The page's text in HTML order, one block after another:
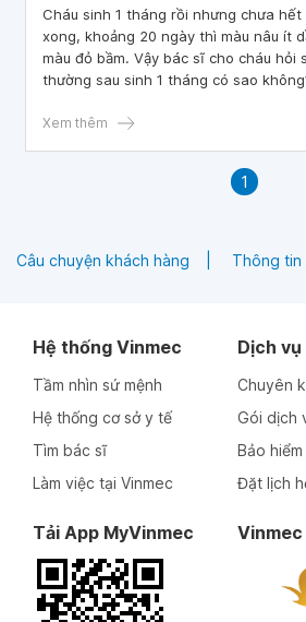
Cháu sinh 1 tháng rồi nhưng chưa hết
xong, khoảng 20 ngày thì màu nâu ít
màu đỏ bầm. Vậy bác sĩ cho cháu hỏi
thường sau sinh 1 tháng có sao
Xem thêm
1
Câu chuyện khách hàng Thông tin
Hệ thống Vinmec
Tầm nhìn sứ mệnh
Hệ thống cơ sở y tế
Tìm bác sĩ
Làm việc tại Vinmec
Dịch vụ
Chuyên
Gói dịch
Bảo hiểm
Đặt lịch
Tải App MyVinmec